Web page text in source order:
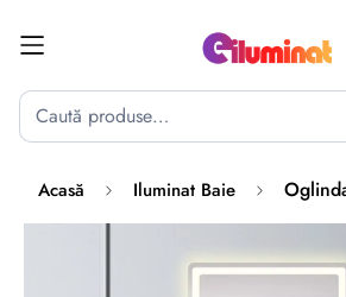
Acasă Iluminat Baie
Activează notificările